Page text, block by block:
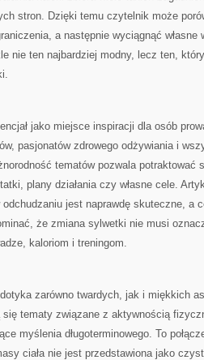
stron. Dzięki temu czytelnik może
a następnie wyciągnąć własne
nie ten najbardziej modny, lecz ten,
jako miejsce inspiracji dla osób
pasjonatów zdrowego odżywiania i
tematów pozwala potraktować
plany działania czy własne cele.
jest naprawdę skuteczne, a
że zmiana sylwetki nie musi
kaloriom i treningom.
zarówno twardych, jak i miękkich
się tematy związane z aktywnością
myślenia długoterminowego. To
ciała nie jest przedstawiona jako